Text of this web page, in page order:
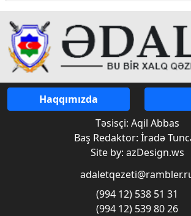
Haqqımızda
Təsisçi: Aqil Abbas
Baş Redaktor: İradə
Site by: azDesign.ws
(994 12) 538 51 31
(994 12) 539 80 26